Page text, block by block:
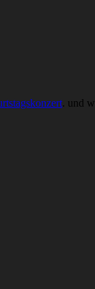
. und